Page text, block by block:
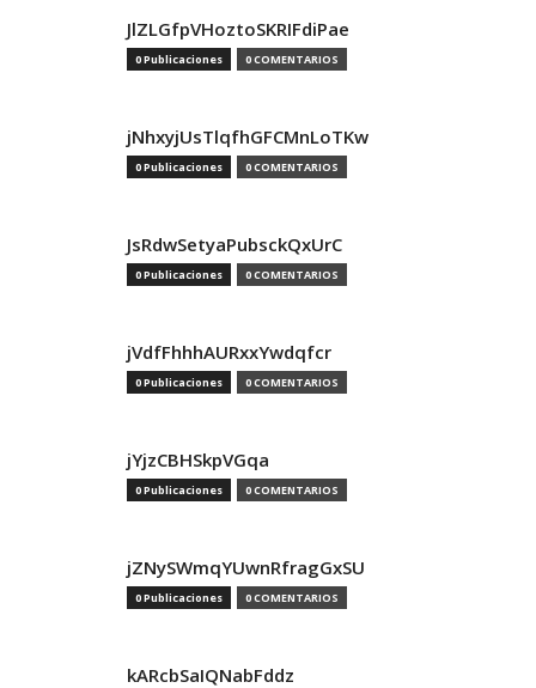
JlZLGfpVHoztoSKRIFdiPae
0 Publicaciones 0 COMENTARIOS
jNhxyjUsTlqfhGFCMnLoTKw
0 Publicaciones 0 COMENTARIOS
JsRdwSetyaPubsckQxUrC
0 Publicaciones 0 COMENTARIOS
jVdfFhhhAURxxYwdqfcr
0 Publicaciones 0 COMENTARIOS
jYjzCBHSkpVGqa
0 Publicaciones 0 COMENTARIOS
jZNySWmqYUwnRfragGxSU
0 Publicaciones 0 COMENTARIOS
kARcbSaIQNabFddz